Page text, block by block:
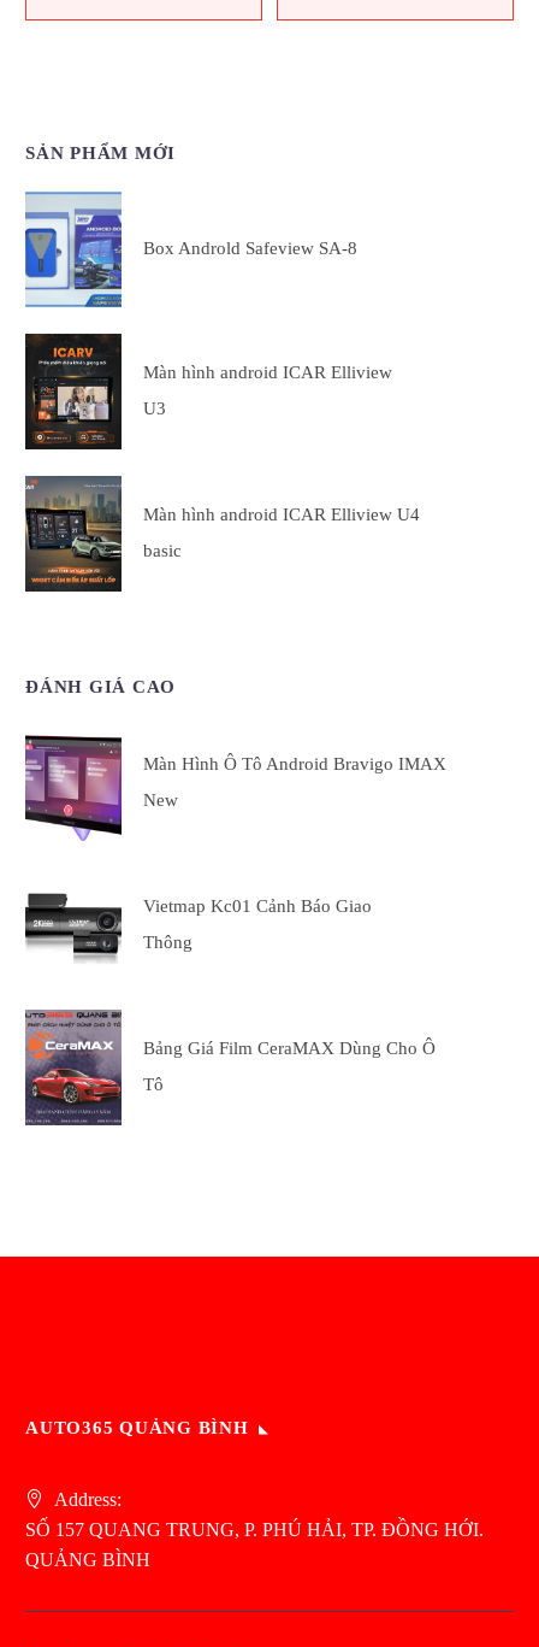
SẢN PHẨM MỚI
Box Androld Safeview SA-8
Màn hình android ICAR Elliview
U3
Màn hình android ICAR Elliview U4
basic
ĐÁNH GIÁ CAO
Màn Hình Ô Tô Android Bravigo IMAX
New
Vietmap Kc01 Cảnh Báo Giao
Thông
Bảng Giá Film CeraMAX Dùng Cho Ô
Tô
AUTO365 QUẢNG BÌNH
Address:
SỐ 157 QUANG TRUNG, P. PHÚ HẢI, TP. ĐỒNG HỚI.
QUẢNG BÌNH